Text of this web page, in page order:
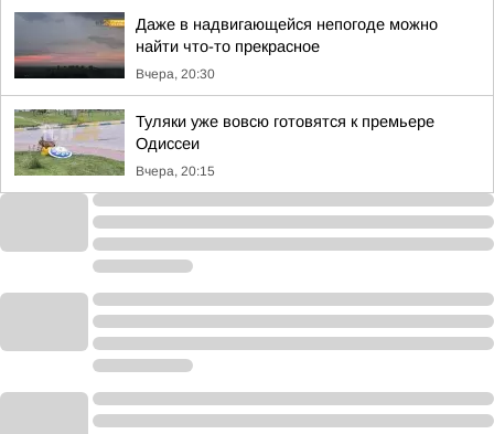
Даже в надвигающейся непогоде можно
найти что-то прекрасное
Вчера, 20:30
Туляки уже вовсю готовятся к премьере
Одиссеи
Вчера, 20:15